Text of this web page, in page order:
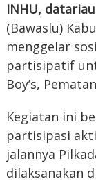
INHU,
(Bawaslu)
menggelar
partisipatif
Boy’s,
Kegiatan ini
partisipasi
jalannya
dilaksanakan